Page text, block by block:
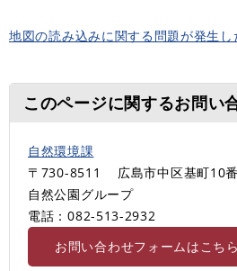
地図の読み込みに関する問題が発生し
このページに関するお問い
自然環境課
〒730-8511
広島市中区基町10
自然公園グループ
電話：082-513-2932
お問い合わせフォームはこち